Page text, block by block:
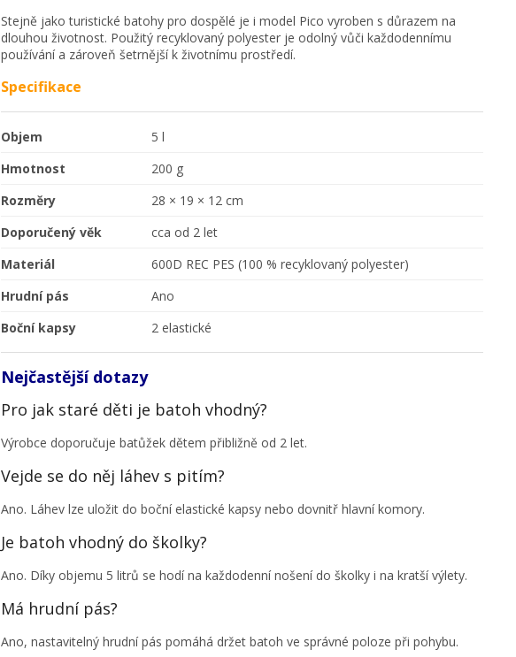
Stejně jako turistické batohy pro dospělé je i model Pico vyroben s důrazem na
dlouhou životnost. Použitý recyklovaný polyester je odolný vůči každodennímu
používání a zároveň šetrnější k životnímu prostředí.
Specifikace
Objem
5 l
Hmotnost
200 g
Rozměry
28 × 19 × 12 cm
Doporučený věk
cca od 2 let
Materiál
600D REC PES (100 % recyklovaný polyester)
Hrudní pás
Ano
Boční kapsy
2 elastické
Nejčastější dotazy
Pro jak staré děti je batoh vhodný?
Výrobce doporučuje batůžek dětem přibližně od 2 let.
Vejde se do něj láhev s pitím?
Ano. Láhev lze uložit do boční elastické kapsy nebo dovnitř hlavní komory.
Je batoh vhodný do školky?
Ano. Díky objemu 5 litrů se hodí na každodenní nošení do školky i na kratší výlety.
Má hrudní pás?
Ano, nastavitelný hrudní pás pomáhá držet batoh ve správné poloze při pohybu.